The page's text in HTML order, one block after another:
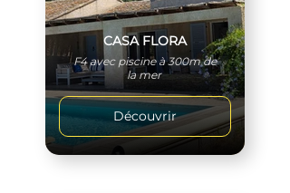
CASA FLORA
F4 avec piscine à 300m de
la mer
Découvrir